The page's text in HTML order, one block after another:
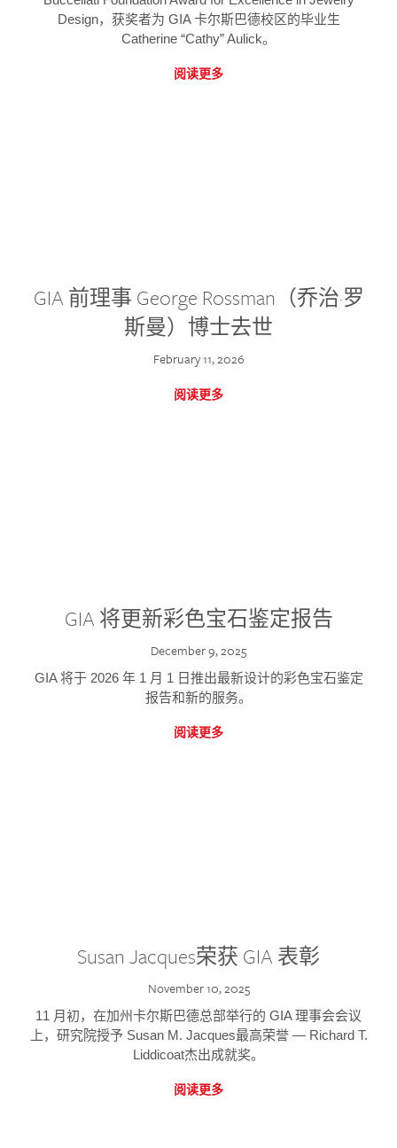
Design，获奖者为 GIA 卡尔斯巴德校区的毕业生
Catherine “Cathy” Aulick。
阅读更多
GIA 前理事 George Rossman（乔治·罗
斯曼）博士去世
February 11, 2026
阅读更多
GIA 将更新彩色宝石鉴定报告
December 9, 2025
GIA 将于 2026 年 1 月 1 日推出最新设计的彩色宝石鉴定
报告和新的服务。
阅读更多
Susan Jacques荣获 GIA 表彰
November 10, 2025
11 月初，在加州卡尔斯巴德总部举行的 GIA 理事会会议
上，研究院授予 Susan M. Jacques最高荣誉 — Richard T.
Liddicoat杰出成就奖。
阅读更多